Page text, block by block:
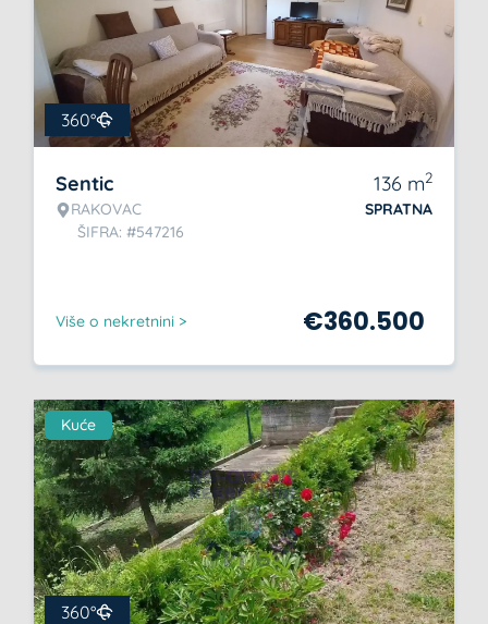
360°
Sentic
RAKOVAC
ŠIFRA: #547216
136 m2
SPRATNA
Više o nekretnini > €360.500
Kuće
360°